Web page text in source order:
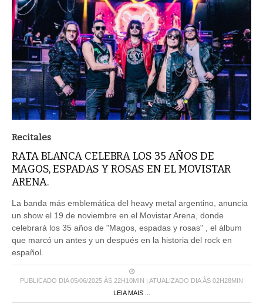
Recitales
RATA BLANCA CELEBRA LOS 35 AÑOS DE
MAGOS, ESPADAS Y ROSAS EN EL MOVISTAR
ARENA.
La banda más emblemática del heavy metal argentino, anuncia
un show el 19 de noviembre en el Movistar Arena, donde
celebrará los 35 años de "Magos, espadas y rosas" , el álbum
que marcó un antes y un después en la historia del rock en
español.
PUBLICADO DIA 05/06/2025 ÀS 22H10MIN | ATUALIZADO DIA ÀS 02H28MIN
LEIA MAIS ...